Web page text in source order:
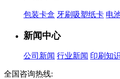
包装卡盒 牙刷吸塑纸卡 电
新闻中心
公司新闻 行业新闻 印刷知
全国咨询热线: